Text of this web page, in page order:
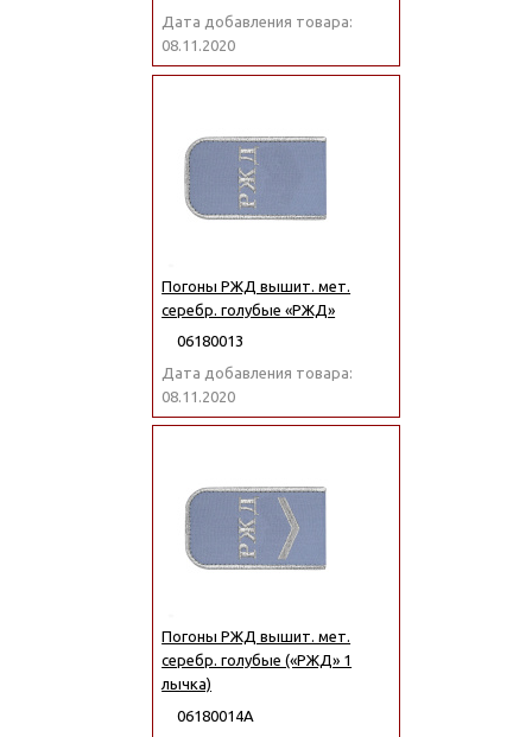
Дата добавления товара:
08.11.2020
Погоны РЖД вышит. мет.
серебр. голубые «РЖД»
06180013
Дата добавления товара:
08.11.2020
Погоны РЖД вышит. мет.
серебр. голубые («РЖД» 1
лычка)
06180014А